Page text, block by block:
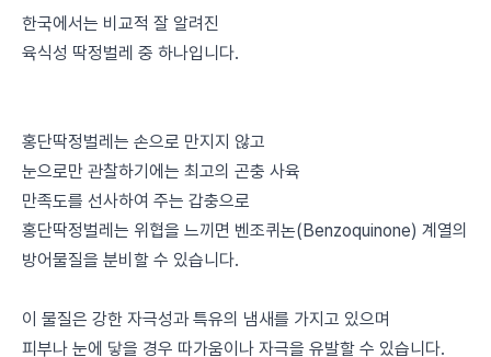
한국에서는 비교적 잘 알려진
육식성 딱정벌레 중 하나입니다.
홍단딱정벌레는 손으로 만지지 않고
눈으로만 관찰하기에는 최고의 곤충 사육
만족도를 선사하여 주는 갑충으로
홍단딱정벌레는 위협을 느끼면 벤조퀴논(Benzoquinone) 계열의
방어물질을 분비할 수 있습니다.
이 물질은 강한 자극성과 특유의 냄새를 가지고 있으며
피부나 눈에 닿을 경우 따가움이나 자극을 유발할 수 있습니다.